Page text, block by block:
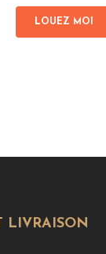
LOUEZ MOI
LIVRAISON